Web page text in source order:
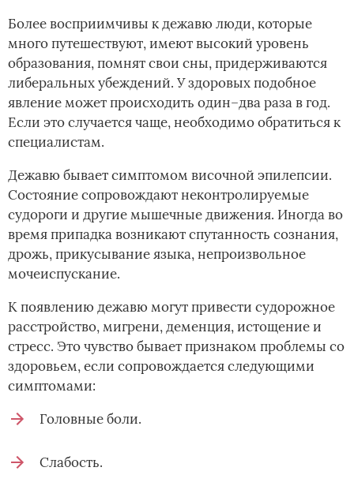
Более восприимчивы к дежавю люди, которые
много путешествуют, имеют высокий уровень
образования, помнят свои сны, придерживаются
либеральных убеждений. У здоровых подобное
явление может происходить один–два раза в год.
Если это случается чаще, необходимо обратиться к
специалистам.
Дежавю бывает симптомом височной эпилепсии.
Состояние сопровождают неконтролируемые
судороги и другие мышечные движения. Иногда во
время припадка возникают спутанность сознания,
дрожь, прикусывание языка, непроизвольное
мочеиспускание.
К появлению дежавю могут привести судорожное
расстройство, мигрени, деменция, истощение и
стресс. Это чувство бывает признаком проблемы со
здоровьем, если сопровождается следующими
симптомами:
Головные боли.
Слабость.